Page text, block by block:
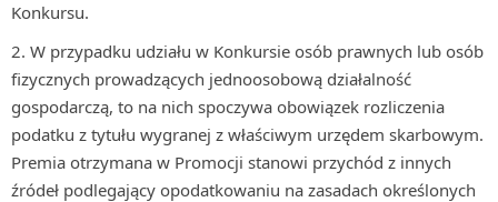
Konkursu.
W przypadku udziału w Konkursie osób prawnych lub osób
fizycznych prowadzących jednoosobową działalność
gospodarczą, to na nich spoczywa obowiązek rozliczenia
podatku z tytułu wygranej z właściwym urzędem skarbowym.
Premia otrzymana w Promocji stanowi przychód z innych
źródeł podlegający opodatkowaniu na zasadach określonych